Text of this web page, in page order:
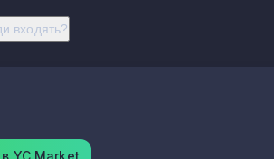
входять?
YC.Market
керамічних електроізоляторів та
арматури
інших керамічних виробів
вапна та гіпсових сумішей